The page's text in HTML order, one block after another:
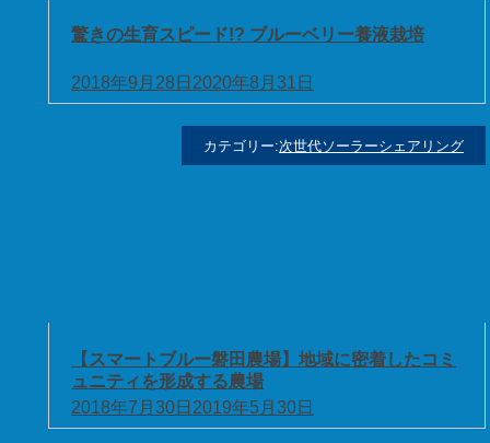
驚きの生育スピード!? ブルーベリー養液栽培
2018年9月28日 2020年8月31日
カテゴリー:次世代ソーラーシェアリング
【スマートブルー磐田農場】地域に密着したコミ
ュニティを形成する農場
2018年7月30日 2019年5月30日